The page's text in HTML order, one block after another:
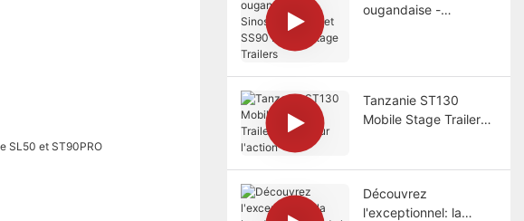
ougandaise -
Tanzanie ST130
Mobile Stage Trailers:
Découvrez
l'exceptionnel: la